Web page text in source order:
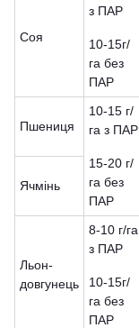
Соя
з ПАР
10-15г/
га без
ПАР
Пшениця
10-15 г/
га з ПАР
15-20 г/
га без
ПАР
Ячмінь
Льон-
довгунець
8-10 г/га
з ПАР
10-15г/
га без
ПАР